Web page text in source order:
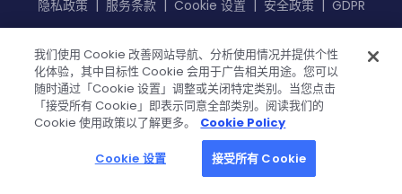
开源私有化部署SDK 与 AI 已上线 GitHub
私有化部署 SDK ComPDF AI
Flutter 指南
API 参考文档
私有化部署文档
印刷
制造
医疗
金融
OneDrive
Zapier
OutSystems
联系我们
媒体资料包
成为经销商
成为合作伙伴
博客文章
客户案例
常见问题
隐私政策 | 服务条款 | Cookie 设置 | 安全政策 | GDPR
KDAN 出品
我们使用 Cookie 改善网站导航、分析使用情况并提供个性
化体验，其中目标性 Cookie 会用于广告相关用途。您可以
随时通过「Cookie 设置」调整或关闭特定类别。当您点击
「接受所有 Cookie」即表示同意全部类别。阅读我们的
Cookie 使用政策以了解更多。
Cookie Policy
Cookie 设置 接受所有 Cookie